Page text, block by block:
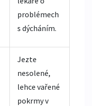
problémech
s dýcháním.
Jezte
nesolené,
lehce vařené
pokrmy v